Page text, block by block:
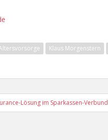
Klaus Morgenstern
Lösung im Sparkassen-Verbund